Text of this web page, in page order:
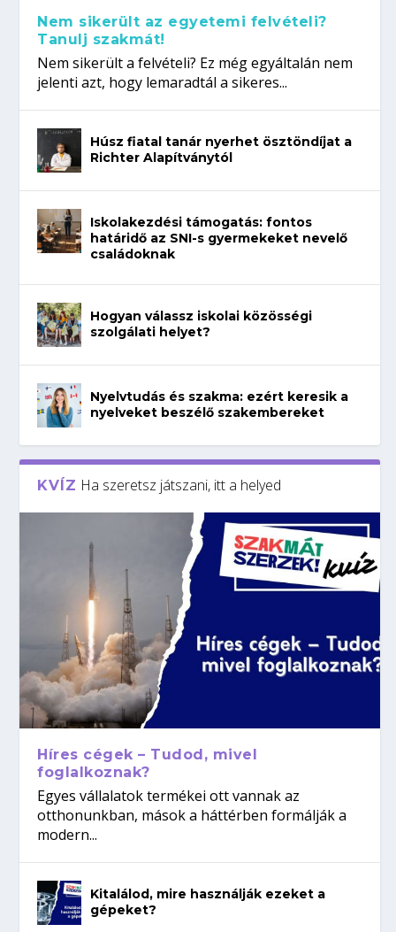
Nem sikerült az egyetemi felvételi?
Tanulj szakmát!
Nem sikerült a felvételi? Ez még egyáltalán nem
jelenti azt, hogy lemaradtál a sikeres...
Húsz fiatal tanár nyerhet ösztöndíjat a
Richter Alapítványtól
Iskolakezdési támogatás: fontos
határidő az SNI-s gyermekeket nevelő
családoknak
Hogyan válassz iskolai közösségi
szolgálati helyet?
Nyelvtudás és szakma: ezért keresik a
nyelveket beszélő szakembereket
KVÍZ Ha szeretsz játszani, itt a helyed
Híres cégek – Tudod, mivel
foglalkoznak?
Egyes vállalatok termékei ott vannak az
otthonunkban, mások a háttérben formálják a
modern...
Kitalálod, mire használják ezeket a
gépeket?